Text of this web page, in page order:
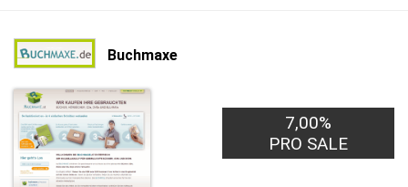
Buchmaxe
7,00%
PRO SALE